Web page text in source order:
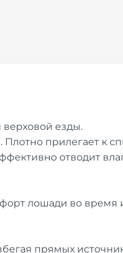
верховой езды.
прилегает к
отводит
лошади во время
прямых